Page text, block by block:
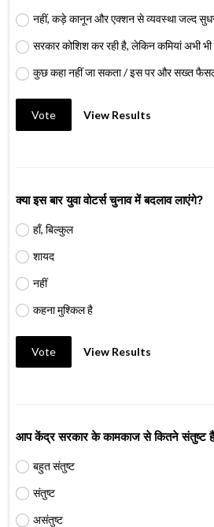
नहीं, कड़े कानून और एक्शन से व्यवस्था जल्द
सरकार कोशिश कर रही है, लेकिन कमियां अभी भी
कुछ कहा नहीं जा सकता / इस पर और सख्त
Vote View Results
क्या इस बार युवा वोटर्स चुनाव में बदलाव लाएंगे?
हाँ, बिल्कुल
शायद
नहीं
कहना मुश्किल है
Vote View Results
आप केंद्र सरकार के कामकाज से कितने संतुष्ट
बहुत संतुष्ट
संतुष्ट
असंतुष्ट